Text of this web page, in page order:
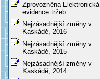
Zprovozněna Elektronická
evidence tržeb
Nejzásadnější změny v
Kaskádě, 2016
Nejzásadnější změny v
Kaskádě, 2015
Nejzásadnější změny v
Kaskádě, 2014